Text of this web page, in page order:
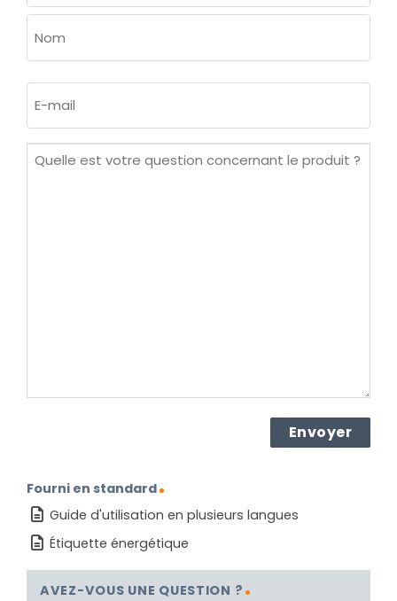
Prénom
mail
Quelle
Fourni en standard
Guide d'utilisation en plusieurs langues
Étiquette énergétique
AVEZ-VOUS UNE QUESTION ?